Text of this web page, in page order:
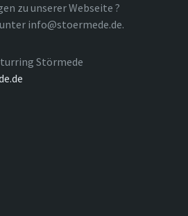
zu unserer Webseite ?
info@stoermede.de.
Störmede